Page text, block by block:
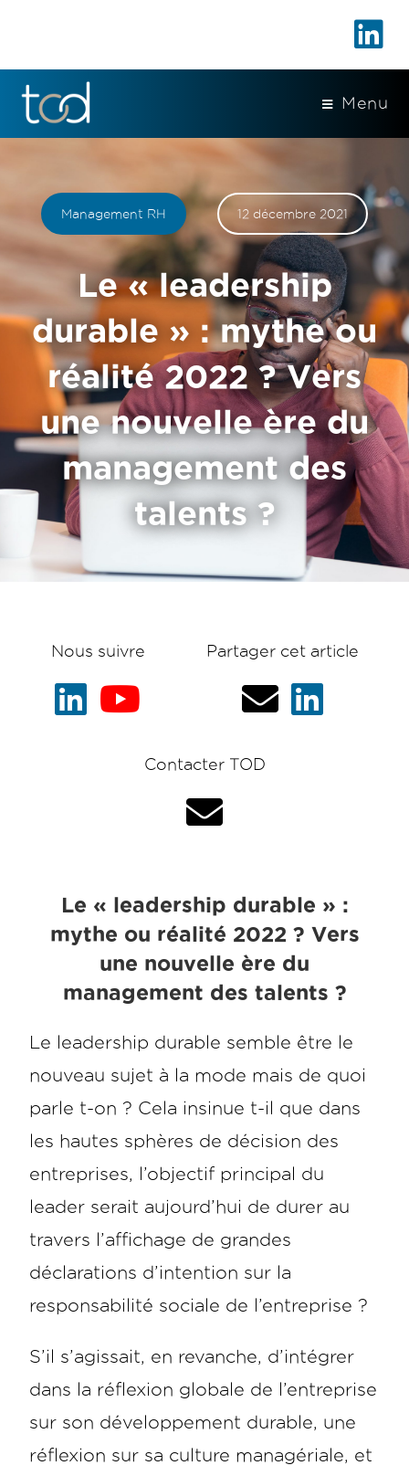
Menu
Management RH 12 décembre 2021
Le « leadership
durable » : mythe ou
réalité 2022 ? Vers
une nouvelle ère du
management des
talents ?
Nous suivre Partager cet article
Contacter TOD
Le « leadership durable » :
mythe ou réalité 2022 ? Vers
une nouvelle ère du
management des talents ?
Le leadership durable semble être le
nouveau sujet à la mode mais de quoi
parle t-on ? Cela insinue t-il que dans
les hautes sphères de décision des
entreprises, l’objectif principal du
leader serait aujourd’hui de durer au
travers l’affichage de grandes
déclarations d’intention sur la
responsabilité sociale de l’entreprise ?
S’il s’agissait, en revanche, d’intégrer
dans la réflexion globale de l’entreprise
sur son développement durable, une
réflexion sur sa culture managériale, et